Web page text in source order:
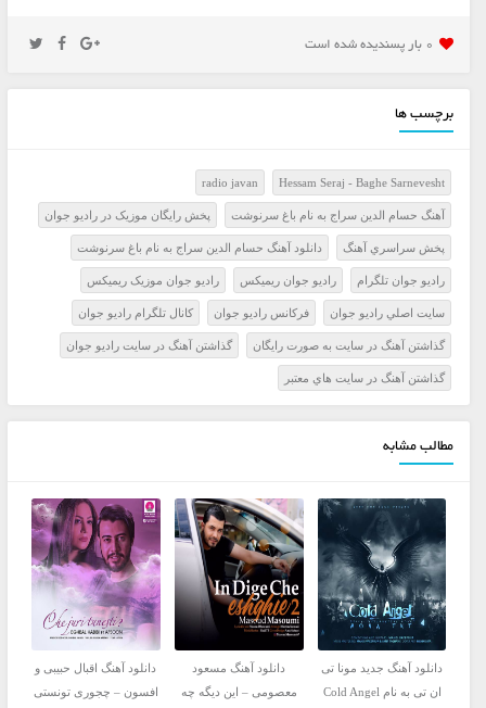
0 بار پسنديده شده است
برچسب ها
Hessam Seraj - Baghe Sarnevesht
radio javan
آهنگ حسام الدین سراج به نام باغ سرنوشت پخش رايگان موزيک در راديو جوان
پخش سراسري آهنگ دانلود آهنگ حسام الدین سراج به نام باغ سرنوشت
راديو جوان تلگرام راديو جوان ريميکس راديو جوان موزيک ريميکس
سايت اصلي راديو جوان فرکانس راديو جوان کانال تلگرام راديو جوان
گذاشتن آهنگ در سايت به صورت رايگان گذاشتن آهنگ در سايت راديو جوان
گذاشتن آهنگ در سايت هاي معتبر
مطالب مشابه
دانلود آهنگ جدید مونا تی
ان تی به نام Cold Angel
دانلود آهنگ مسعود
معصومی – این دیگه چه
دانلود آهنگ اقبال حبیبی و
افسون – چجوری تونستی